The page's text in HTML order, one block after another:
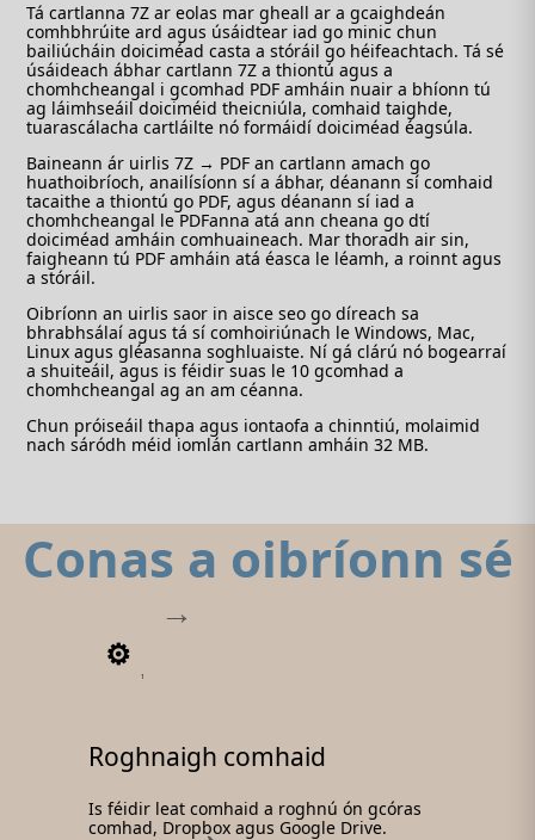
Tá cartlanna 7Z ar eolas mar gheall ar a gcaighdeán
comhbhrúite ard agus úsáidtear iad go minic chun
bailiúcháin doiciméad casta a stóráil go héifeachtach. Tá sé
úsáideach ábhar cartlann 7Z a thiontú agus a
chomhcheangal i gcomhad PDF amháin nuair a bhíonn tú
ag láimhseáil doiciméid theicniúla, comhaid taighde,
tuarascálacha cartláilte nó formáidí doiciméad éagsúla.
Baineann ár uirlis 7Z → PDF an cartlann amach go
huathoibríoch, anailísíonn sí a ábhar, déanann sí comhaid
tacaithe a thiontú go PDF, agus déanann sí iad a
chomhcheangal le PDFanna atá ann cheana go dtí
doiciméad amháin comhuaineach. Mar thoradh air sin,
faigheann tú PDF amháin atá éasca le léamh, a roinnt agus
a stóráil.
Oibríonn an uirlis saor in aisce seo go díreach sa
bhrabhsálaí agus tá sí comhoiriúnach le Windows, Mac,
Linux agus gléasanna soghluaiste. Ní gá clárú nó bogearraí
a shuiteáil, agus is féidir suas le 10 gcomhad a
chomhcheangal ag an am céanna.
Chun próiseáil thapa agus iontaofa a chinntiú, molaimid
nach sáródh méid iomlán cartlann amháin 32 MB.
Conas a oibríonn sé
1
Roghnaigh comhaid
Is féidir leat comhaid a roghnú ón gcóras
comhad, Dropbox agus Google Drive.